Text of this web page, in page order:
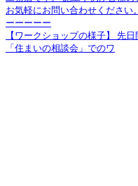
【ワークショップの様子】 先
「住まいの相談会」でのワ